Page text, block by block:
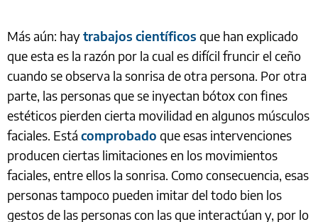
Más aún: haytrabajos científicos que han explicado
que esta es la razón por la cual es difícil fruncir el ceño
cuando se observa la sonrisa de otra persona. Por otra
parte, las personas que se inyectan bótox con fines
estéticos pierden cierta movilidad en algunos músculos
faciales. Está comprobado que esas intervenciones
producen ciertas limitaciones en los movimientos
faciales, entre ellos la sonrisa. Como consecuencia, esas
personas tampoco pueden imitar del todo bien los
gestos de las personas con las que interactúan y, por lo